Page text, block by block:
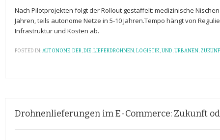
Nach Pilotprojekten ‌folgt ⁢der Rollout gestaffelt: medizinische
Jahren, teils autonome⁢ Netze ⁢in 5-10 ‌Jahren.Tempo hängt von
Infrastruktur‍ und Kosten ab.
POSTED IN:AUTONOME,DER,DIE,LIEFERDROHNEN,LOGISTIK,UND,URBANEN,
Drohnenlieferungen im E-Commerce: Zukunft